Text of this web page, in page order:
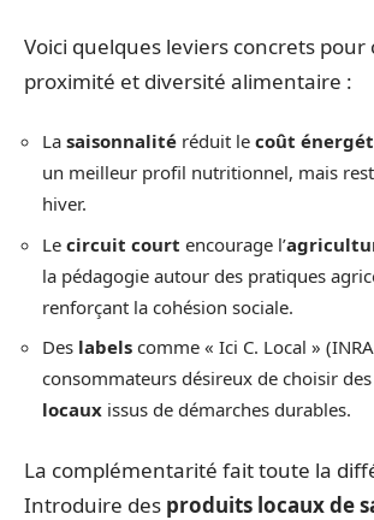
Voici quelques leviers concrets pour
proximité et diversité alimentaire :
La saisonnalité réduit le coût
un meilleur profil nutritionnel, mais
hiver.
Le circuit court encourage l’
la pédagogie autour des pratiques
renforçant la cohésion sociale.
Des labels comme « Ici C. Local »
consommateurs désireux de choisir des
locaux issus de démarches durables.
La complémentarité fait toute la
Introduire des produits locaux de